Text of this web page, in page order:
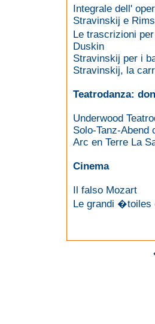
Integrale dell'
Stravinskij e
Le trascrizioni
Duskin
Stravinskij per i
Stravinskij, la
Teatrodanza:
Underwood
Solo-Tanz-Abend
Arc en Terre La
Cinema
Il falso Mozart
Le grandi �toiles